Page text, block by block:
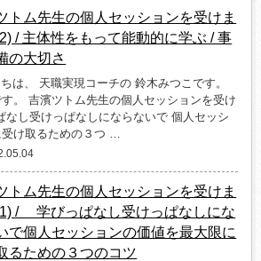
トム先生の個人セッションを受けま
/ 主体性をもって能動的に学ぶ / 事
の大切さ
は、 天職実現コーチの 鈴木みつこです。
。 吉濱ツトム先生の個人セッションを受け
し受けっぱなしにならないで 個人セッシ
受け取るための３つ …
トム先生の個人セッションを受けま
/ 学びっぱなし受けっぱなしにな
で個人セッションの価値を最大限に
るための３つのコツ